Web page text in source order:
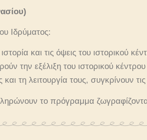
Ιδρύματος:
και τις όψεις του ιστορικού
την εξέλιξη του ιστορικού
τη λειτουργία τους, συγκρίνουν
το πρόγραμμα